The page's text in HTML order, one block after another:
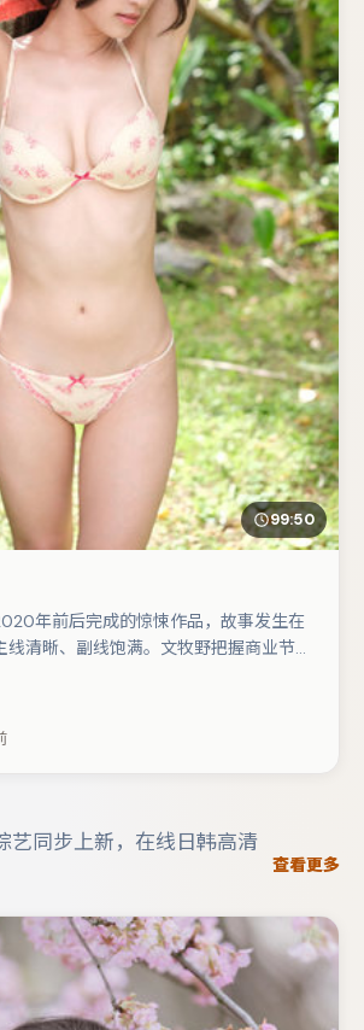
99:50
年前后完成的惊悚作品，故事发生在
清晰、副线饱满。文牧野把握商业节奏
驱动，朱一龙、李光洁分别提供反差与喜
次而定）。整体完成度较高，适合周末
艺同步上新，在线日韩高清
查看更多